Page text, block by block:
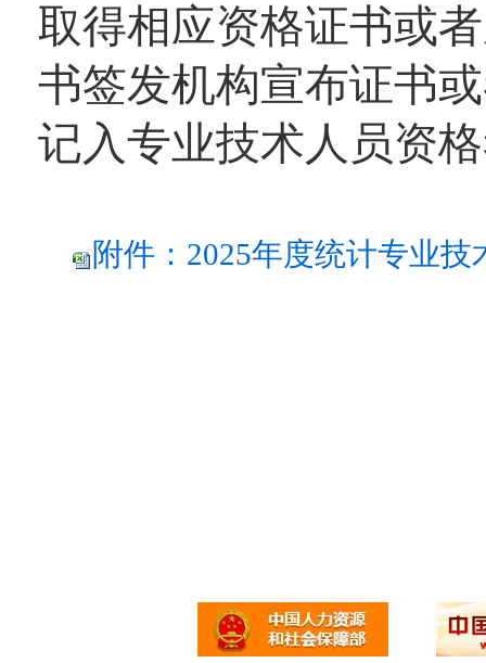
取得相应资格证书或
书签发机构宣布证书
记入专业技术人员资
附件：2025年度统计专业